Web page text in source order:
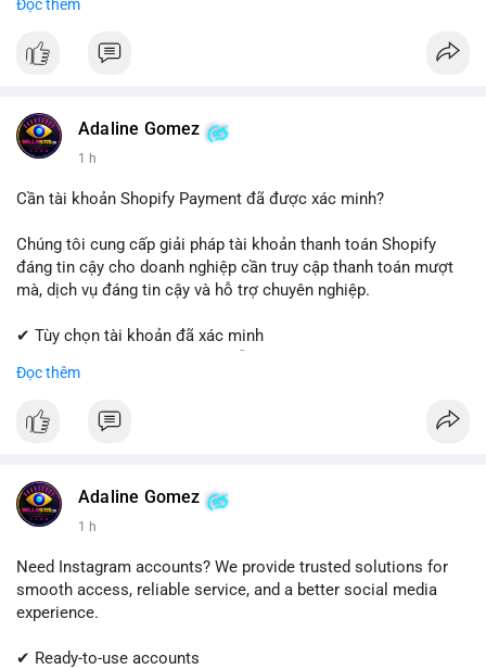
Coinbase, cân nhắc hạ tỷ trọng đòn bẩy và chốt lời một phần.
chờ xác nhận xu hướng từ khối lượng giao dịch trước khi vào
#1077btc #70trieuusd #vilanh
✔ Professional Customer Support
📱 WhatsApp: +1 (681) 549-2683
#telegram #telegramaccount
#sellssmm
Đọc thêm
Adaline Gomez
1 h
Cần tài khoản Shopify Payment đã được xác minh?
Chúng tôi cung cấp giải pháp tài khoản thanh toán Shopify
đáng tin cậy cho doanh nghiệp cần truy cập thanh toán mượt
mà, dịch vụ đáng tin cậy và hỗ trợ chuyên nghiệp.
✔ Tùy chọn tài khoản đã xác minh
✔ Hỗ trợ khách hàng đáng tin cậy
Liên hệ ngay:
#shopify #shopifypayment #ecommerce
Đọc thêm
Adaline Gomez
1 h
Need Instagram accounts? We provide trusted solutions for
smooth access, reliable service, and a better social media
experience.
✔ Ready-to-use accounts